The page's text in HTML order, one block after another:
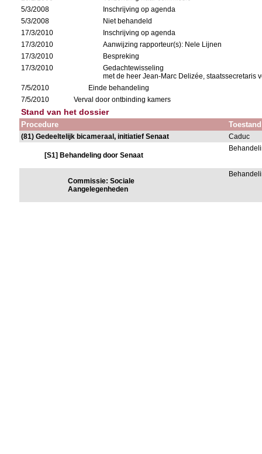
5/3/2008
Inschrijving op agenda
5/3/2008
Niet behandeld
17/3/2010
Inschrijving op agenda
17/3/2010
Aanwijzing rapporteur(s): Nele Lijnen
17/3/2010
Bespreking
17/3/2010
Gedachtewisseling
met de heer Jean-Marc Delizée, staatssecretaris
7/5/2010
Einde behandeling
7/5/2010
Verval door ontbinding kamers
Stand van het dossier
Procedure Toestand
(81) Gedeeltelijk bicameraal, initiatief Senaat Caduc
[S1] Behandeling door Senaat
Commissie: Sociale
Aangelegenheden